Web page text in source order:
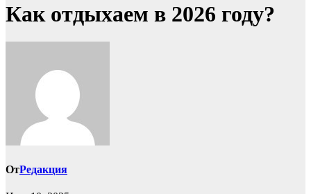
Как отдыхаем в 2026 году?
ОтРедакция